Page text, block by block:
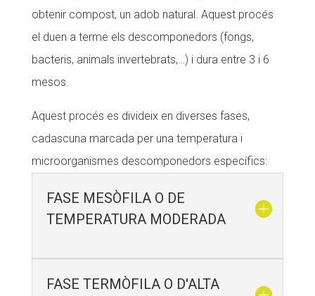
obtenir compost, un adob natural. Aquest procés
el duen a terme els descomponedors (fongs,
bacteris, animals invertebrats,…) i dura entre 3 i 6
mesos.
Aquest procés es divideix en diverses fases,
cadascuna marcada per una temperatura i
microorganismes descomponedors específics:
FASE MESÒFILA O DE
TEMPERATURA MODERADA
FASE TERMÒFILA O D'ALTA